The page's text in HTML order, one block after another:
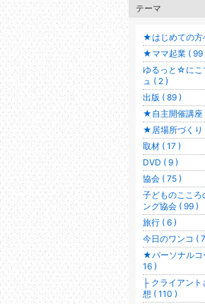
テーマ
★はじめての方
★ママ起業 ( 99
ゆるっと☆にこ
ュ ( 2 )
出版 ( 89 )
★自主開催講座
★居場所づくり
取材 ( 17 )
DVD ( 9 )
協会 ( 75 )
子どものこころ
ング協会 ( 99 )
旅行 ( 6 )
今日のワンコ (
★パーソナルコ
16 )
├ クライアント
想 ( 110 )